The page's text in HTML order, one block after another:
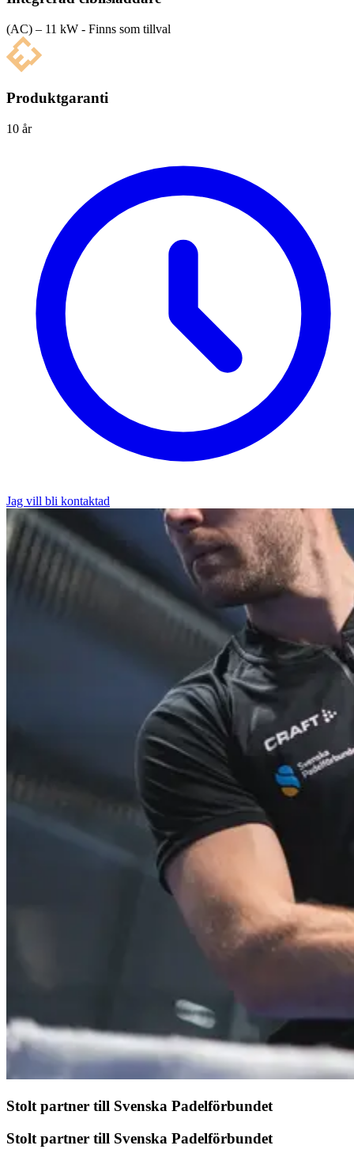
(AC) – 11 kW - Finns som tillval
Produktgaranti
10 år
Jag vill bli kontaktad
Stolt partner till Svenska Padelförbundet
Stolt partner till Svenska Padelförbundet